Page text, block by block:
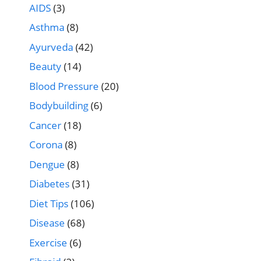
AIDS(3)
Asthma (8)
Ayurveda (42)
Beauty(14)
Blood Pressure (20)
Bodybuilding(6)
Cancer(18)
Corona (8)
Dengue (8)
Diabetes(31)
Diet Tips(106)
Disease (68)
Exercise (6)